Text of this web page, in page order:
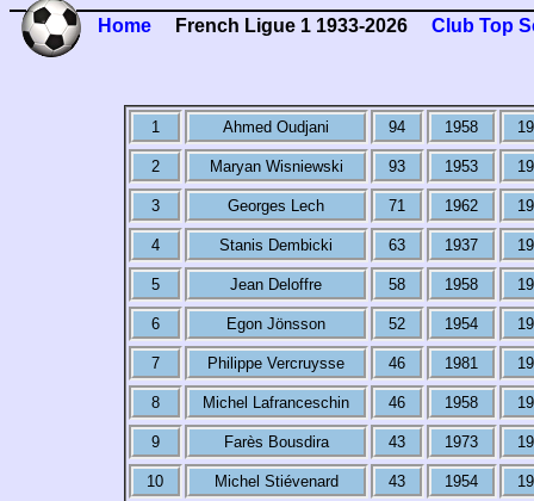
Home French Ligue 1 1933-2026 Club Top
1 Ahmed Oudjani 94 1958
2 Maryan Wisniewski 93 1953
3 Georges Lech 71 1962
4 Stanis Dembicki 63 1937
5 Jean Deloffre 58 1958
6 Egon Jönsson 52 1954
7 Philippe Vercruysse 46 1981
8 Michel Lafranceschin 46 1958
9 Farès Bousdira 43 1973
10 Michel Stiévenard 43 1954